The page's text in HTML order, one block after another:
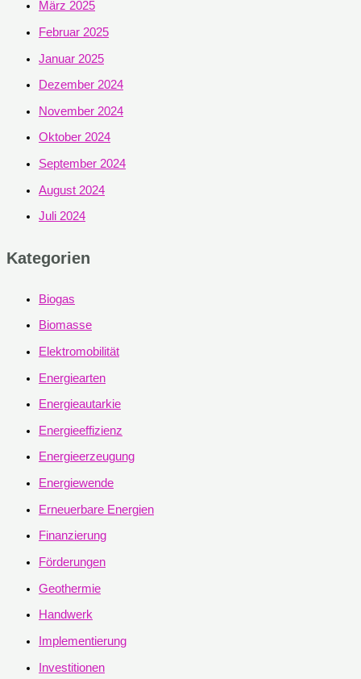
März 2025
Februar 2025
Januar 2025
Dezember 2024
November 2024
Oktober 2024
September 2024
August 2024
Juli 2024
Kategorien
Biogas
Biomasse
Elektromobilität
Energiearten
Energieautarkie
Energieeffizienz
Energieerzeugung
Energiewende
Erneuerbare Energien
Finanzierung
Förderungen
Geothermie
Handwerk
Implementierung
Investitionen